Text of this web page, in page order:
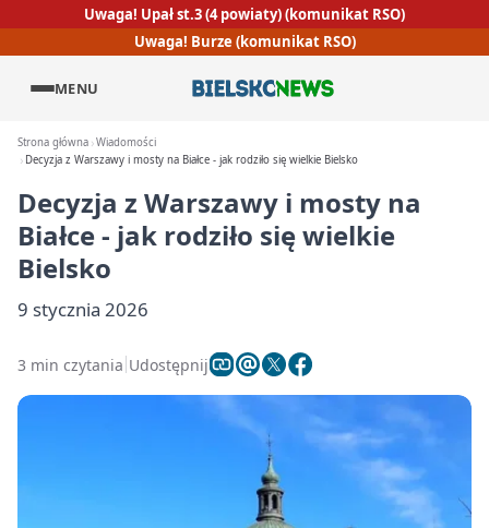
Uwaga! Upał st.3 (4 powiaty) (komunikat RSO)
Uwaga! Burze (komunikat RSO)
MENU
Strona główna Wiadomości
Decyzja z Warszawy i mosty na Białce - jak rodziło się wielkie Bielsko
Decyzja z Warszawy i mosty na
Białce - jak rodziło się wielkie
Bielsko
9 stycznia 2026
3 min czytania Udostępnij